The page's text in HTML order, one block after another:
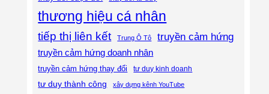
thương hiệu cá nhân
tiếp thị liên kết Trung Ô Tô truyền cảm hứng
truyền cảm hứng doanh nhân
truyền cảm hứng thay đổi tư duy kinh doanh
tư duy thành công xây dựng kênh YouTube